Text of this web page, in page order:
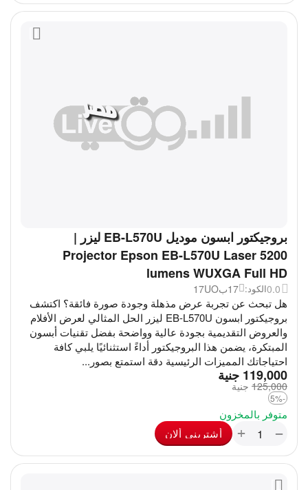
بروجيكتور ابسون موديل EB-L570U ليزر |
Projector Epson EB-L570U Laser 5200
lumens WUXGA Full HD
0.0الكود: 17ب17UO
هل تبحث عن تجربة عرض مذهلة وجودة صورة فائقة؟ اكتشف
بروجيكتور ابسون EB-L570U ليزر الحل المثالي لعرض الأفلام
والعروض التقديمية بجودة عالية وواضحة بفضل تقنيات أبسون
المبتكرة، يضمن هذا البروجيكتور أداءً استثنائيًا يلبي كافة
احتياجاتك المميزات الرئيسية دقة استمتع بصور...
جنية 119,000
جنية 125,000
-5%
متوفر بالمخزون
+ − أشترينى ألان